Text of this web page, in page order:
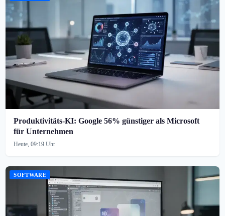
Produktivitäts-KI: Google 56% günstiger als Microsoft
für Unternehmen
Heute, 09:19 Uhr
SOFTWARE